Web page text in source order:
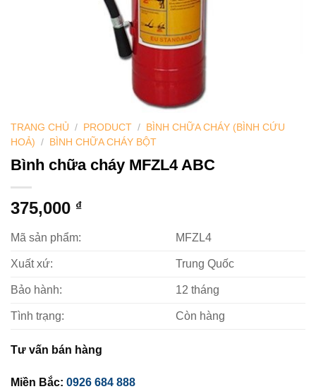
TRANG CHỦ / PRODUCT /
BÌNH CHỮA CHÁY (BÌNH CỨU
HOẢ)
/ BÌNH CHỮA CHÁY BỘT
Bình chữa cháy MFZL4 ABC
375,000 ₫
Mã sản phẩm: MFZL4
Xuất xứ: Trung Quốc
Bảo hành: 12 tháng
Tình trạng: Còn hàng
Tư vấn bán hàng
Miền Bắc: 0926 684 888